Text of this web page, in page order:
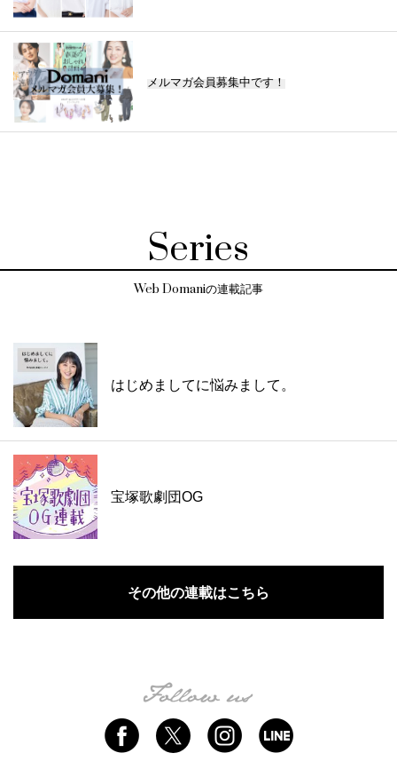
メルマガ会員募集中です！
Series
Web Domaniの連載記事
はじめましてに悩みまして。
宝塚歌劇団OG
その他の連載はこちら